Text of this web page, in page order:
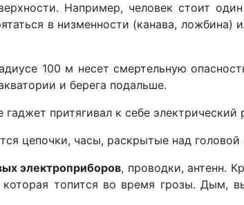
Например, человек стоит
в низменности (канава, ложбина)
100 м несет смертельную
и берега подальше.
притягивал к себе электрический
цепочки, часы, раскрытые над
электроприборов, проводки, антенн.
топится во время грозы. Дым,